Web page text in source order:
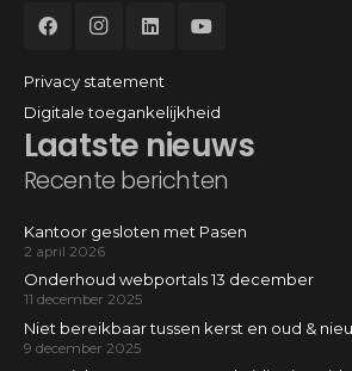
Laatste nieuws
Recente berichten
Kantoor gesloten met Pasen
2 april 2026
Onderhoud webportals 13 december
11 december 2025
Niet bereikbaar tussen kerst en oud &
9 december 2025
Privacy statement
Digitale toegankelijkheid